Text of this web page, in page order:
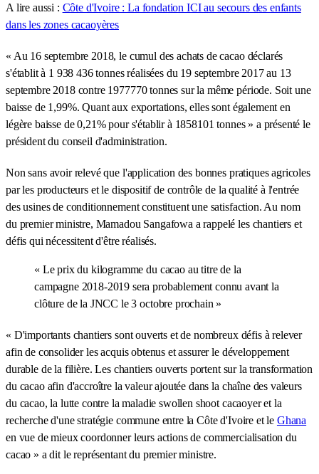
A lire aussi : Côte d'Ivoire : La fondation ICI au secours des enfants
dans les zones cacaoyères
« Au 16 septembre 2018, le cumul des achats de cacao déclarés
s'établit à 1 938 436 tonnes réalisées du 19 septembre 2017 au 13
septembre 2018 contre 1977770 tonnes sur la même période. Soit une
baisse de 1,99%. Quant aux exportations, elles sont également en
légère baisse de 0,21% pour s'établir à 1858101 tonnes » a présenté le
président du conseil d'administration.
Non sans avoir relevé que l'application des bonnes pratiques agricoles
par les producteurs et le dispositif de contrôle de la qualité à l'entrée
des usines de conditionnement constituent une satisfaction. Au nom
du premier ministre, Mamadou Sangafowa a rappelé les chantiers et
défis qui nécessitent d'être réalisés.
« Le prix du kilogramme du cacao au titre de la
campagne 2018-2019 sera probablement connu avant la
clôture de la JNCC le 3 octobre prochain »
« D'importants chantiers sont ouverts et de nombreux défis à relever
afin de consolider les acquis obtenus et assurer le développement
durable de la filière. Les chantiers ouverts portent sur la transformation
du cacao afin d'accroître la valeur ajoutée dans la chaîne des valeurs
du cacao, la lutte contre la maladie swollen shoot cacaoyer et la
recherche d'une stratégie commune entre la Côte d'Ivoire et le Ghana
en vue de mieux coordonner leurs actions de commercialisation du
cacao » a dit le représentant du premier ministre.